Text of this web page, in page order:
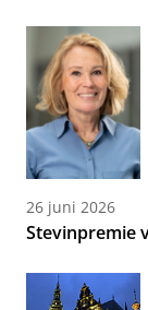
26 juni 2026
Stevinpremie